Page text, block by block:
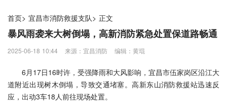
首页> 宜昌市消防救援支队> 正文
暴风雨袭来大树倒塌，高新消防紧急处置保道路畅通
2025-06-18 10:44 来源：宜昌消防 编辑：黄琨
6月17日16时许，受强降雨和大风影响，宜昌市伍家岗区沿江大
道附近出现树木倒塌，导致交通堵塞。高新东山消防救援站迅速反
应，出动3车18人前往现场处置。